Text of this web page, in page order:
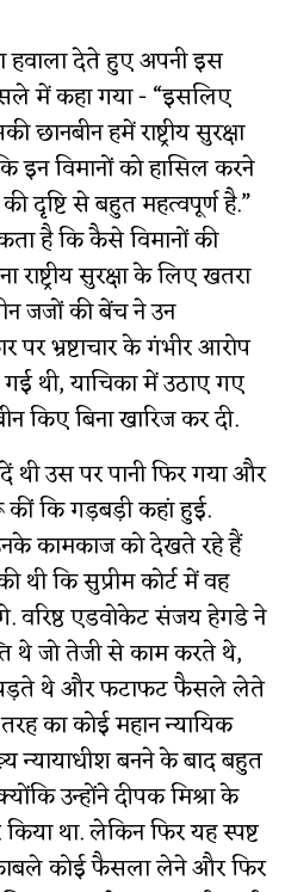
हवाला देते हुए अपनी इस
में कहा गया - “इसलिए
छानबीन हमें राष्ट्रीय सुरक्षा
इन विमानों को हासिल करने
दृष्टि से बहुत महत्वपूर्ण है.”
है कि कैसे विमानों की
राष्ट्रीय सुरक्षा के लिए खतरा
जजों की बेंच ने उन
भ्रष्टाचार के गंभीर आरोप
थी, याचिका में उठाए गए
किए बिना खारिज कर दी.
थी उस पर पानी फिर गया और
कि गड़बड़ी कहां हुई.
कामकाज को देखते रहे हैं
थी कि सुप्रीम कोर्ट में वह
वरिष्ठ एडवोकेट संजय हेगडे ने
थे जो तेजी से काम करते थे,
पड़ते थे और फटाफट फैसले लेते
का कोई महान न्यायिक
न्यायाधीश बनने के बाद बहुत
उन्होंने दीपक मिश्रा के
था. लेकिन फिर यह स्पष्ट
कोई फैसला लेने और फिर